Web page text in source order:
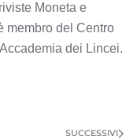
Moneta e
membro del Centro
dei Lincei.
SUCCESSIVI